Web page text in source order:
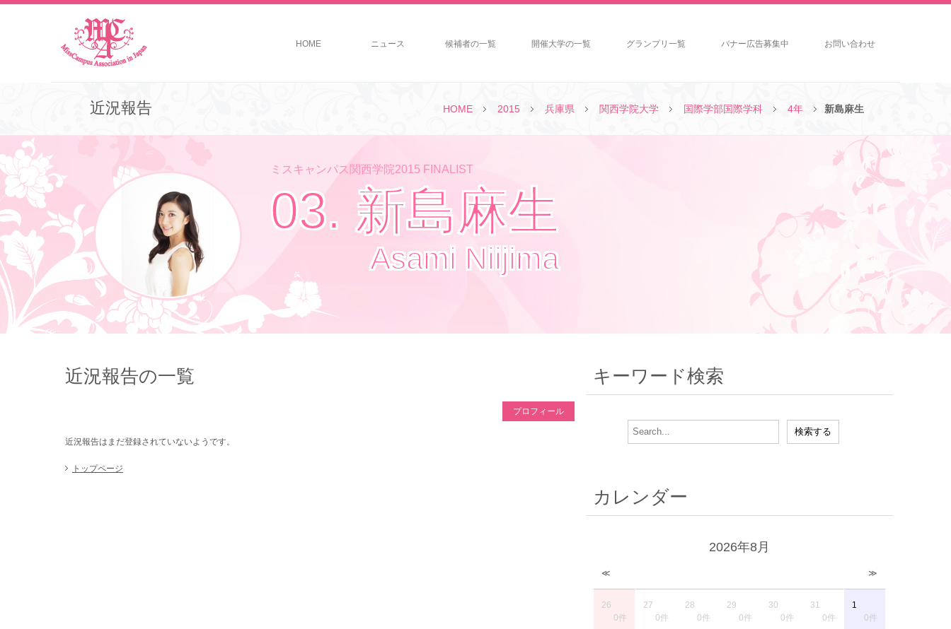
HOME ニュース 候補者の一覧 開催大学の一覧 グランプリ一覧 バナー広告募集中 お問い合わせ
HOME 2015 兵庫県 関西学院大学 国際学部国際学科 4年 新島麻生
近況報告
ミスキャンパス関西学院2015 FINALIST
03. 新島麻生
Asami Niijima
近況報告の一覧
プロフィール
近況報告はまだ登録されていないようです。
トップページ
キーワード検索
カレンダー
2026年8月
≪ ≫
26
0件
27
0件
28
0件
29
0件
30
0件
31
0件
1
0件